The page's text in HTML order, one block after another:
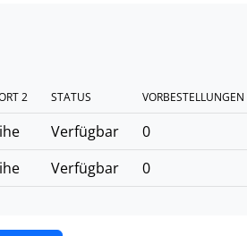
2 STATUS VORBESTELLUNGEN
Verfügbar 0
Verfügbar 0